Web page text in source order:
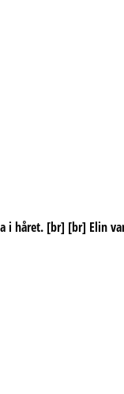
håret. [br] [br] Elin